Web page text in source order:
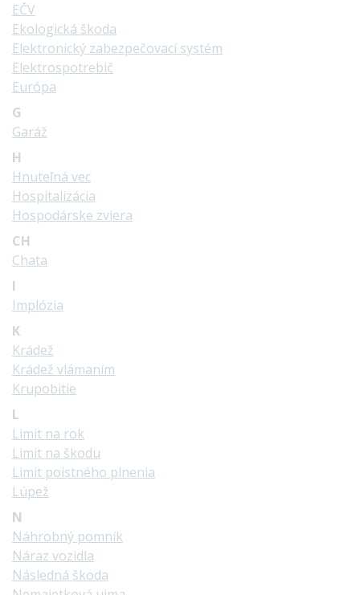
EČV
Ekologická škoda
Elektronický zabezpečovací systém
Elektrospotrebič
Európa
G
Garáž
H
Hnuteľná vec
Hospitalizácia
Hospodárske zviera
CH
Chata
I
Implózia
K
Krádež
Krádež vlámaním
Krupobitie
L
Limit na rok
Limit na škodu
Limit poistného plnenia
Lúpež
N
Náhrobný pomník
Náraz vozidla
Následná škoda